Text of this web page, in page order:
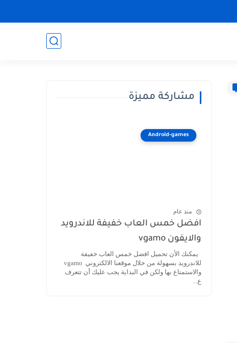
مشاركة مميزة
Android-games
منذ عام
افضل خمس العاب خفيفة للاندرويد
والايفون vgamo
يمكنك الأن تحميل افضل خمس العاب خفيفة
للاندرويد بسهولة من خلال موقعنا الالكتروني vgamo
والاستمتاع بها ولكن في البداية يجب عليك أن تتعرف
ع...